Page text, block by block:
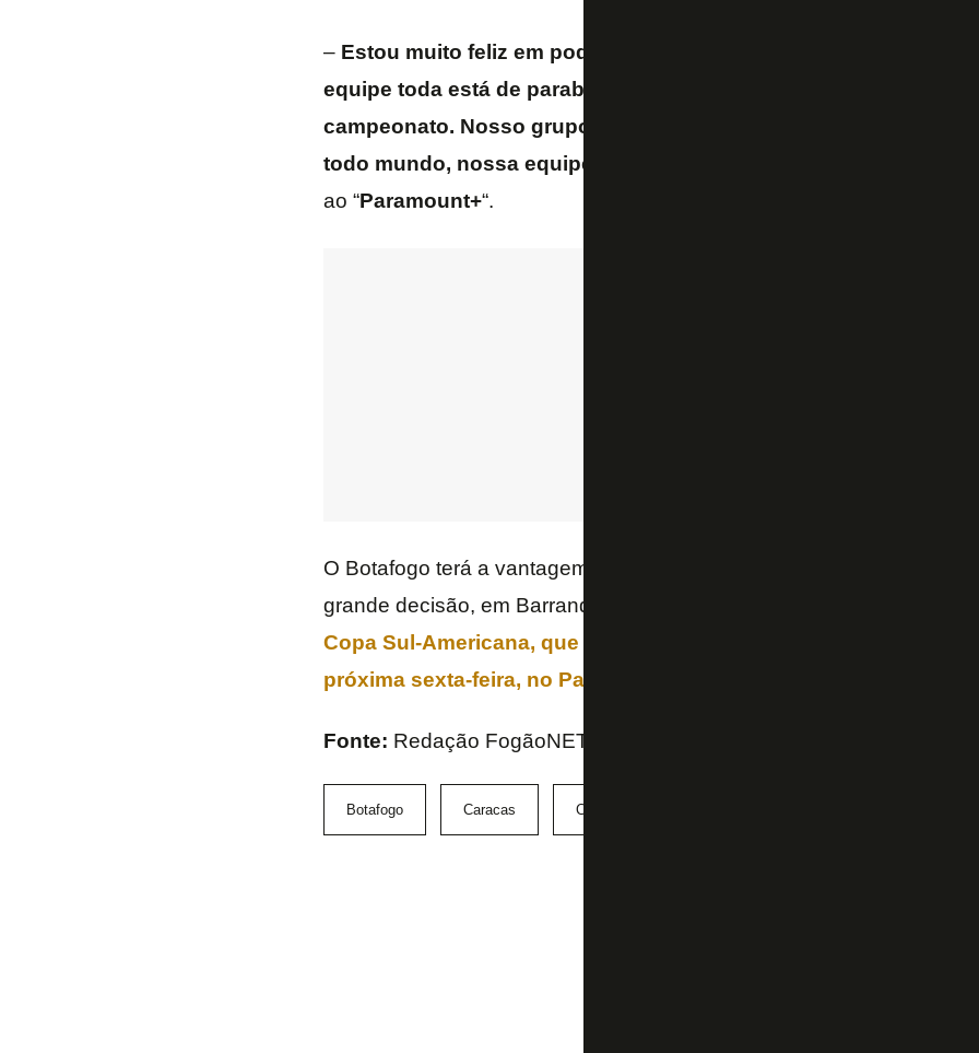
– Estou muito feliz em poder ajudar a equipe com um gol e uma
equipe toda está de parabéns, era muito importante a primeira
campeonato. Nosso grupo está forte, está unido. O professor
todo mundo, nossa equipe vem para o título
ao “Paramount+“.
O Botafogo terá a vantagem de decidir em casa os confrontos de
grande decisão, em Barranquilla, na Colômbia.
Copa Sul-Americana, que acontecerão apenas em agosto, será
próxima sexta-feira, no Paraguai
Fonte: Redação FogãoNET e Paramount+
Botafogo Caracas Copa Sul-Americana